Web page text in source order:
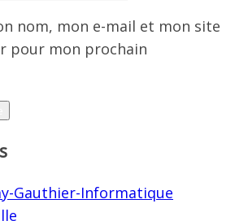
nom, mon e-mail et mon site
pour mon prochain